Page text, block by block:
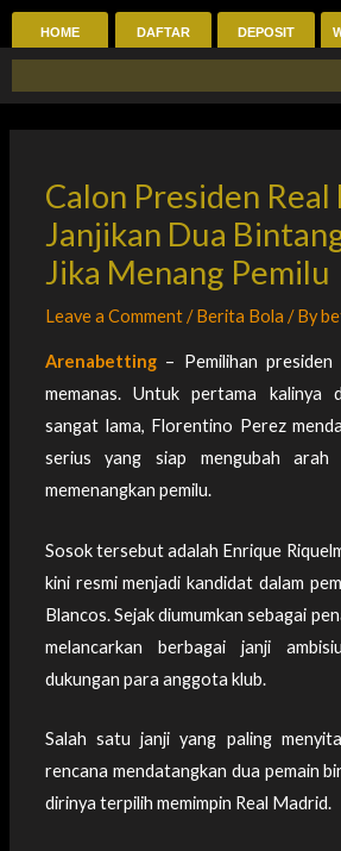
Skip
to
HOME DAFTAR DEPOSIT
Calon Presiden
Janjikan Dua
Jika Menang Pemilu
Leave a Comment/Berita Bola / By
Arenabetting– Pemilihan presiden
memanas. Untuk pertama kalinya
sangat lama, Florentino Perez
serius yang siap mengubah arah
memenangkan pemilu.
Sosok tersebut adalah Enrique
kini resmi menjadi kandidat dalam
Blancos. Sejak diumumkan sebagai
melancarkan berbagai janji
dukungan para anggota klub.
Salah satu janji yang paling
rencana mendatangkan dua pemain
dirinya terpilih memimpin Real Madrid.